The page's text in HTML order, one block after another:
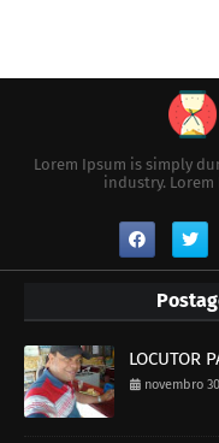
Lorem Ipsum is simply
industry.
LOCUTOR
novembro